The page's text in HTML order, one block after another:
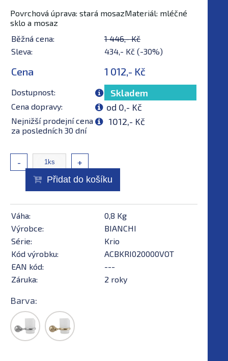
Povrchová úprava: stará mosazMateriál: mléčné
sklo a mosaz
Běžná cena:
1 446,- Kč
Sleva:
434,- Kč (-30%)
Cena 1 012,- Kč
Dostupnost: Skladem
Cena dopravy: od 0,- Kč
Nejnižší prodejní cena
za posledních 30 dní
1012,- Kč
- +
Přidat do košíku
Váha:
0,8 Kg
Výrobce:
BIANCHI
Série:
Krio
Kód výrobku:
ACBKRI020000VOT
EAN kód:
---
Záruka:
2 roky
Barva: